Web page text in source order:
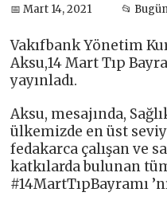
📅 Mart 14, 2021 📂
Vakıfbank Yönetim
Aksu,14 Mart Tıp
yayınladı.
Aksu, mesajında,
ülkemizde en üst
fedakarca çalışan ve
katkılarda bulunan
#14MartTıpBayramı